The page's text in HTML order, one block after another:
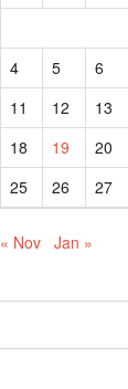
4
5 6
11
12 13
18
19 20
25
26 27
« Nov Jan »